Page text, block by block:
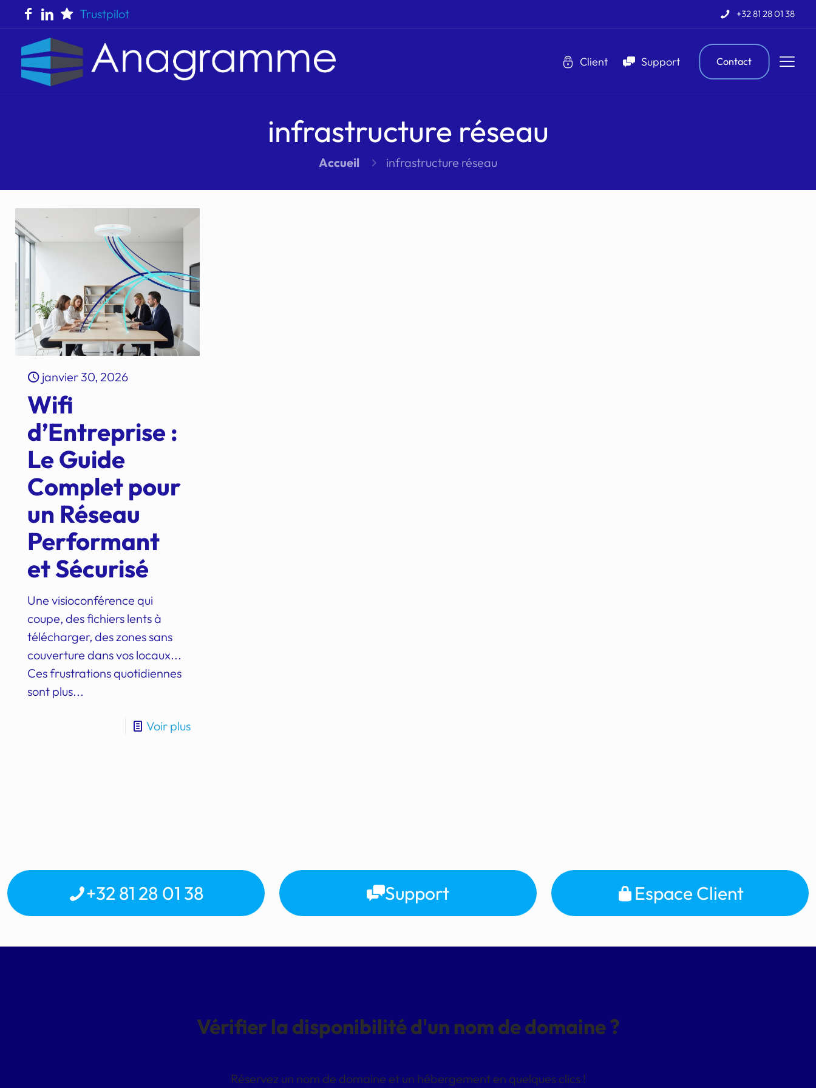
Trustpilot +32 81 28 01 38
Client Support Contact
infrastructure réseau
Accueil infrastructure réseau
janvier 30, 2026
Wifi
d’Entreprise :
Le Guide
Complet pour
un Réseau
Performant
et Sécurisé
Une visioconférence qui
coupe, des fichiers lents à
télécharger, des zones sans
couverture dans vos locaux...
Ces frustrations quotidiennes
sont plus...
Voir plus
+32 81 28 01 38 Support Espace Client
Vérifier la disponibilité d'un nom de domaine ?
Réservez un nom de domaine et un hébergement en quelques clics !